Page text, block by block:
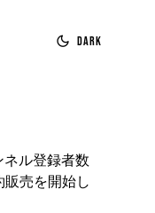
Dark
ル登録者数
売を開始し